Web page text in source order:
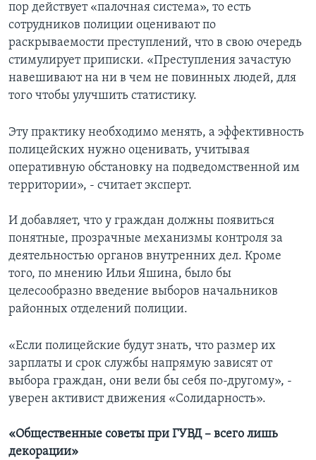
пор действует «палочная система», то есть
сотрудников полиции оценивают по
раскрываемости преступлений, что в свою очередь
стимулирует приписки. «Преступления зачастую
навешивают на ни в чем не повинных людей, для
того чтобы улучшить статистику.
Эту практику необходимо менять, а эффективность
полицейских нужно оценивать, учитывая
оперативную обстановку на подведомственной им
территории», - считает эксперт.
И добавляет, что у граждан должны появиться
понятные, прозрачные механизмы контроля за
деятельностью органов внутренних дел. Кроме
того, по мнению Ильи Яшина, было бы
целесообразно введение выборов начальников
районных отделений полиции.
«Если полицейские будут знать, что размер их
зарплаты и срок службы напрямую зависят от
выбора граждан, они вели бы себя по-другому», -
уверен активист движения «Солидарность».
«Общественные советы при ГУВД – всего лишь
декорации»